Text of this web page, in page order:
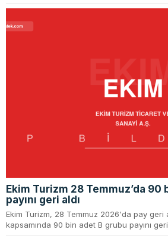
Ekim Turizm 28 Temmuz’da 90
payını geri aldı
Ekim Turizm, 28 Temmuz 2026'da pay geri
kapsamında 90 bin adet B grubu payını geri